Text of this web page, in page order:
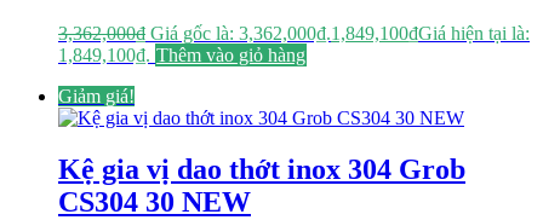
3,362,000₫ Giá gốc là: 3,362,000₫.1,849,100₫Giá hiện tại là:
1,849,100₫. Thêm vào giỏ hàng
Giảm giá!
Kệ gia vị dao thớt inox 304 Grob
CS304 30 NEW